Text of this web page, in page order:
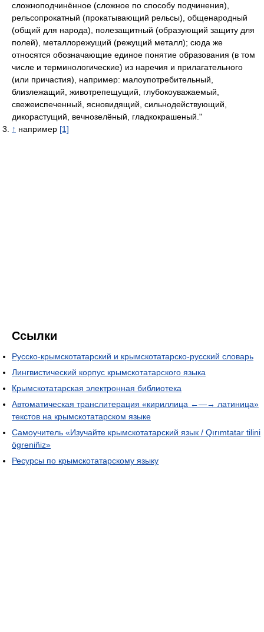
сложноподчинённое (сложное по способу подчинения),
рельсопрокатный (прокатывающий рельсы), общенародный
(общий для народа), полезащитный (образующий защиту для
полей), металлорежущий (режущий металл); сюда же
относятся обозначающие единое понятие образования (в том
числе и терминологические) из наречия и прилагательного
(или причастия), например: малоупотребительный,
близлежащий, животрепещущий, глубокоуважаемый,
свежеиспеченный, ясновидящий, сильнодействующий,
дикорастущий, вечнозелёный, гладкокрашеный."
↑ например [1]
Ссылки
Русско-крымскотатарский и крымскотатарско-русский словарь
Лингвистический корпус крымскотатарского языка
Крымскотатарская электронная библиотека
Автоматическая транслитерация «кириллица ←—→ латиница»
текстов на крымскотатарском языке
Самоучитель «Изучайте крымскотатарский язык / Qırımtatar tilini
ögreniñiz»
Ресурсы по крымскотатарскому языку